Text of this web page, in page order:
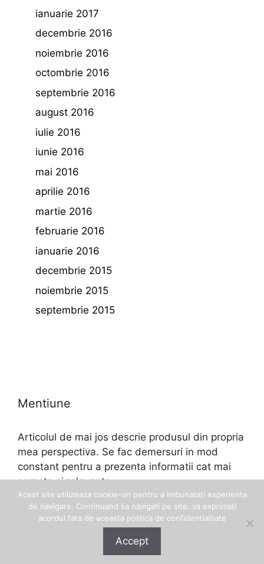
ianuarie 2017
decembrie 2016
noiembrie 2016
octombrie 2016
septembrie 2016
august 2016
iulie 2016
iunie 2016
mai 2016
aprilie 2016
martie 2016
februarie 2016
ianuarie 2016
decembrie 2015
noiembrie 2015
septembrie 2015
Mentiune
Articolul de mai jos descrie produsul din propria
mea perspectiva. Se fac demersuri in mod
constant pentru a prezenta informatii cat mai
corecte si relevante.
• Construit cu
Acest site utilizeaza cookie-uri pentru a imbunatati experienta
de navigare. Continuand sa navigati pe site, va exprimati
acordul fata de aceasta politica de confidentialitate
Accept